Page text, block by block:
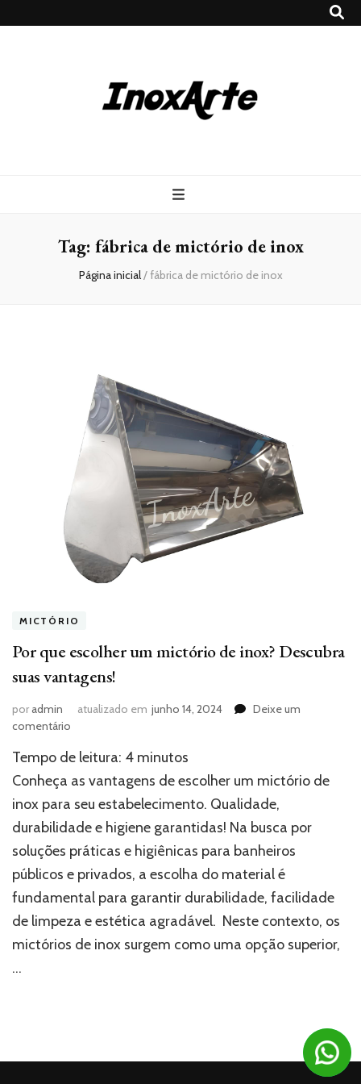
Tag: fábrica de mictório de inox
Página inicial/fábrica de mictório de inox
MICTÓRIO
Por que escolher um mictório de inox? Descubra
suas vantagens!
poradmin atualizado em junho 14, 2024
Deixe um
comentário
que
escolher
mictório
de
inox?
Descubra
suas
vantagens!
Tempo de leitura: 4 minutos
Conheça as vantagens de escolher um mictório de
inox para seu estabelecimento. Qualidade,
durabilidade e higiene garantidas! Na busca por
soluções práticas e higiênicas para banheiros
públicos e privados, a escolha do material é
fundamental para garantir durabilidade, facilidade
de limpeza e estética agradável. Neste contexto, os
mictórios de inox surgem como uma opção superior,
…